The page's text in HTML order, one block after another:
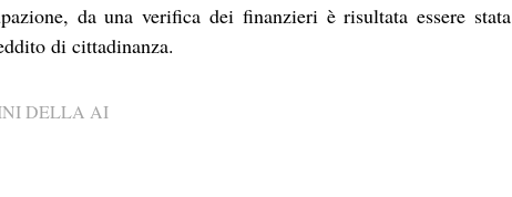
da una verifica dei finanzieri è risultata essere stata
di cittadinanza.
DELLA AI